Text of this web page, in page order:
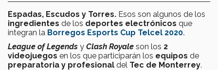
Espadas, Escudos y Torres. Esos son algunos de los
ingredientes de los deportes electrónicos que
integran la Borregos Esports Cup Telcel 2020.
League of Legends y Clash Royale son los 2
videojuegos en los que participarán los equipos de
preparatoria y profesional del Tec de Monterrey.